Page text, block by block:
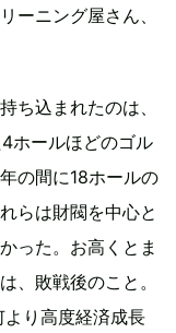
ーニング屋さん、
ち込まれたのは、
ホールほどのゴル
の間に18ホールの
らは財閥を中心と
った。お高くとま
、敗戦後のこと。
り高度経済成長